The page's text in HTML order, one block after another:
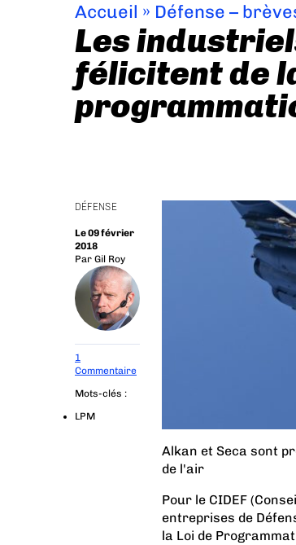
Accueil » Défense –
Les
félicitent de
DÉFENSE
Le 09 février
2018
Par Gil Roy
1
Commentaire
Mots-clés :
LPM
Alkan et Seca sont
de l'air
Pour le CIDEF
entreprises de
la Loi de